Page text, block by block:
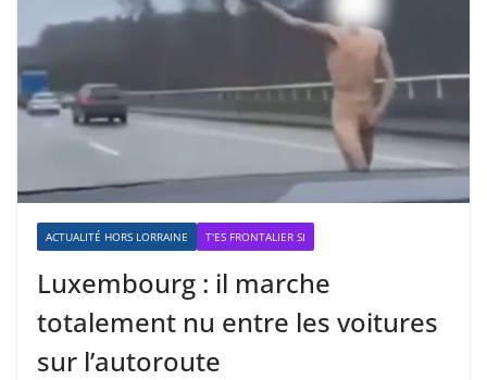
ACTUALITÉ HORS LORRAINE T'ES FRONTALIER SI
Luxembourg : il marche
totalement nu entre les voitures
sur l’autoroute